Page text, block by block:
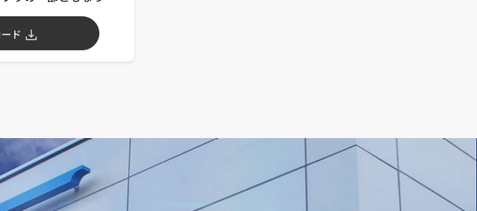
を支えるコネクタのポ
解説します。
ド